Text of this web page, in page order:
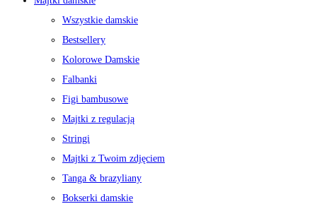
Wszystkie damskie
Bestsellery
Kolorowe Damskie
Falbanki
Figi bambusowe
Majtki z regulacją
Stringi
Majtki z Twoim zdjęciem
Tanga & brazyliany
Bokserki damskie